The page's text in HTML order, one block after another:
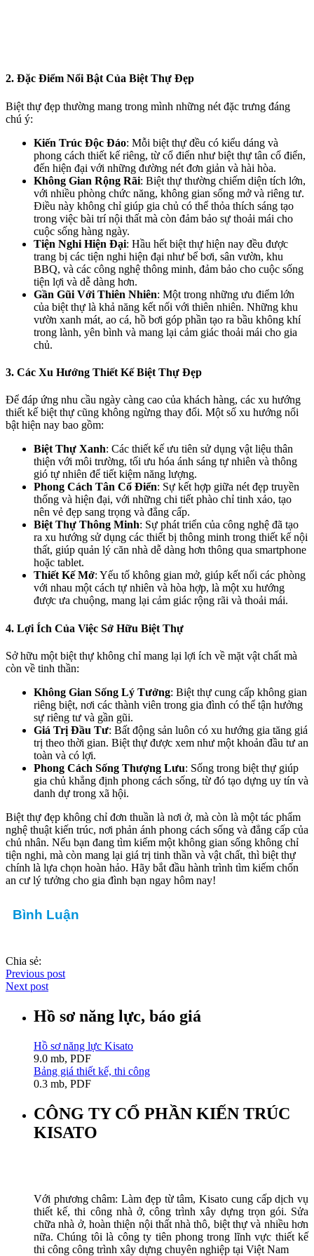
2. Đặc Điểm Nổi Bật Của Biệt Thự Đẹp
Biệt thự đẹp thường mang trong mình những nét đặc trưng đáng
chú ý:
Kiến Trúc Độc Đáo: Mỗi biệt thự đều có kiểu dáng và
phong cách thiết kế riêng, từ cổ điển như biệt thự tân cổ điển,
đến hiện đại với những đường nét đơn giản và hài hòa.
Không Gian Rộng Rãi: Biệt thự thường chiếm diện tích lớn,
với nhiều phòng chức năng, không gian sống mở và riêng tư.
Điều này không chỉ giúp gia chủ có thể thỏa thích sáng tạo
trong việc bài trí nội thất mà còn đảm bảo sự thoải mái cho
cuộc sống hàng ngày.
Tiện Nghi Hiện Đại: Hầu hết biệt thự hiện nay đều được
trang bị các tiện nghi hiện đại như bể bơi, sân vườn, khu
BBQ, và các công nghệ thông minh, đảm bảo cho cuộc sống
tiện lợi và dễ dàng hơn.
Gần Gũi Với Thiên Nhiên: Một trong những ưu điểm lớn
của biệt thự là khả năng kết nối với thiên nhiên. Những khu
vườn xanh mát, ao cá, hồ bơi góp phần tạo ra bầu không khí
trong lành, yên bình và mang lại cảm giác thoải mái cho gia
chủ.
3. Các Xu Hướng Thiết Kế Biệt Thự Đẹp
Để đáp ứng nhu cầu ngày càng cao của khách hàng, các xu hướng
thiết kế biệt thự cũng không ngừng thay đổi. Một số xu hướng nổi
bật hiện nay bao gồm:
Biệt Thự Xanh: Các thiết kế ưu tiên sử dụng vật liệu thân
thiện với môi trường, tối ưu hóa ánh sáng tự nhiên và thông
gió tự nhiên để tiết kiệm năng lượng.
Phong Cách Tân Cổ Điển: Sự kết hợp giữa nét đẹp truyền
thống và hiện đại, với những chi tiết phào chỉ tinh xảo, tạo
nên vẻ đẹp sang trọng và đẳng cấp.
Biệt Thự Thông Minh: Sự phát triển của công nghệ đã tạo
ra xu hướng sử dụng các thiết bị thông minh trong thiết kế nội
thất, giúp quản lý căn nhà dễ dàng hơn thông qua smartphone
hoặc tablet.
Thiết Kế Mở: Yếu tố không gian mở, giúp kết nối các phòng
với nhau một cách tự nhiên và hòa hợp, là một xu hướng
được ưa chuộng, mang lại cảm giác rộng rãi và thoải mái.
4. Lợi Ích Của Việc Sở Hữu Biệt Thự
Sở hữu một biệt thự không chỉ mang lại lợi ích về mặt vật chất mà
còn về tinh thần:
Không Gian Sống Lý Tưởng: Biệt thự cung cấp không gian
riêng biệt, nơi các thành viên trong gia đình có thể tận hưởng
sự riêng tư và gần gũi.
Giá Trị Đầu Tư: Bất động sản luôn có xu hướng gia tăng giá
trị theo thời gian. Biệt thự được xem như một khoản đầu tư an
toàn và có lợi.
Phong Cách Sống Thượng Lưu: Sống trong biệt thự giúp
gia chủ khẳng định phong cách sống, từ đó tạo dựng uy tín và
danh dự trong xã hội.
Biệt thự đẹp không chỉ đơn thuần là nơi ở, mà còn là một tác phẩm
nghệ thuật kiến trúc, nơi phản ánh phong cách sống và đẳng cấp của
chủ nhân. Nếu bạn đang tìm kiếm một không gian sống không chỉ
tiện nghi, mà còn mang lại giá trị tinh thần và vật chất, thì biệt thự
chính là lựa chọn hoàn hảo. Hãy bắt đầu hành trình tìm kiếm chốn
an cư lý tưởng cho gia đình bạn ngay hôm nay!
Bình Luận
Chia sẻ:
Previous post
Next post
Hồ sơ năng lực, báo giá
Hồ sơ năng lực Kisato
9.0 mb, PDF
Bảng giá thiết kế, thi công
0.3 mb, PDF
CÔNG TY CỔ PHẦN KIẾN TRÚC
KISATO
Với phương châm: Làm đẹp từ tâm, Kisato cung cấp dịch vụ
thiết kế, thi công nhà ở, công trình xây dựng trọn gói. Sửa
chữa nhà ở, hoàn thiện nội thất nhà thô, biệt thự và nhiều hơn
nữa. Chúng tôi là công ty tiên phong trong lĩnh vực thiết kế
thi công công trình xây dựng chuyên nghiệp tại Việt Nam